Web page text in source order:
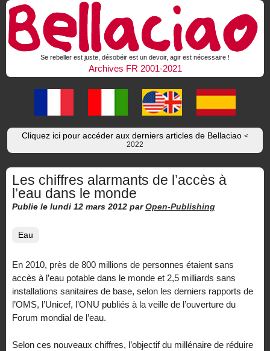
Se rebeller est juste, désobéir est un devoir, agir est nécessaire !
Archives FR 2001-2021
Cliquez ici pour accéder aux derniers articles de Bellaciao <
2022
Les chiffres alarmants de l’accès à
l’eau dans le monde
Publie le lundi 12 mars 2012 par Open-Publishing
Eau
En 2010, près de 800 millions de personnes étaient sans
accès à l’eau potable dans le monde et 2,5 milliards sans
installations sanitaires de base, selon les derniers rapports de
l’OMS, l’Unicef, l’ONU publiés à la veille de l’ouverture du
Forum mondial de l’eau.
Selon ces nouveaux chiffres, l’objectif du millénaire de réduire